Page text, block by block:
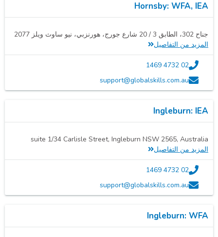
Hornsby: WFA, IEA
جناح 302، الطابق 3 / 20 شارع جورج، هورنزبي، نيو ساوث ويلز 2077
المزيد من التفاصيل
02 4732 1469
support@globalskills.com.au
Ingleburn: IEA
suite 1/34 Carlisle Street, Ingleburn NSW 2565, Australia
المزيد من التفاصيل
02 4732 1469
support@globalskills.com.au
Ingleburn: WFA